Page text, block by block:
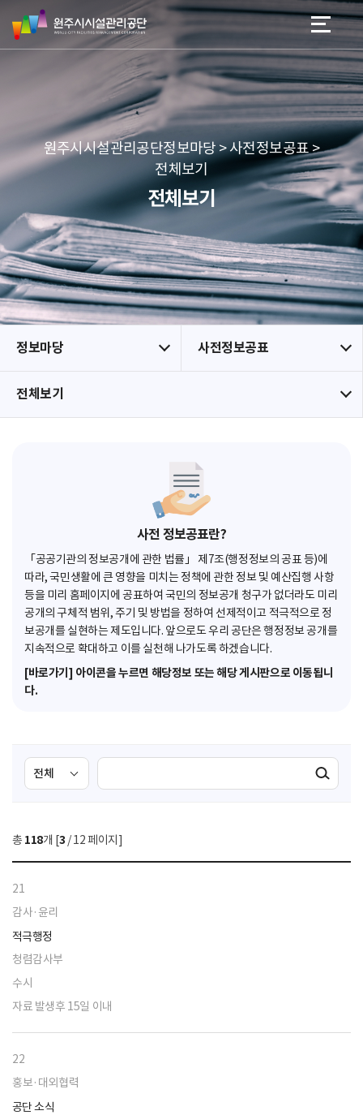
네
본문 바로가기
메뉴 바로가기
원
주
시
리
공
단
원주시시설관리공단정보마당 > 사전정보공표 >
전체보기
전체보기
정보마당 사전정보공표
전체보기
사전 정보공표란?
「공공기관의 정보공개에 관한 법률」 제7조(행정정보의 공표 등)에
따라, 국민생활에 큰 영향을 미치는 정책에 관한 정보 및 예산집행 사항
등을 미리 홈페이지에 공표하여 국민의 정보공개 청구가 없더라도 미리
공개의 구체적 범위, 주기 및 방법을 정하여 선제적이고 적극적으로 정
보공개를 실현하는 제도입니다. 앞으로도 우리 공단은 행정정보 공개를
지속적으로 확대하고 이를 실천해 나가도록 하겠습니다.
[바로가기] 아이콘을 누르면 해당정보 또는 해당 게시판으로 이동됩니
다.
검
색
선
택
색
검색실행
총 118개 [3 / 12 페이지]
21
감사·윤리
적극행정
청렴감사부
수시
자료 발생후 15일 이내
22
홍보·대외협력
공단 소식